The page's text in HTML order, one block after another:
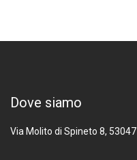
Dove siamo
Via Molito di Spineto 8, 53047